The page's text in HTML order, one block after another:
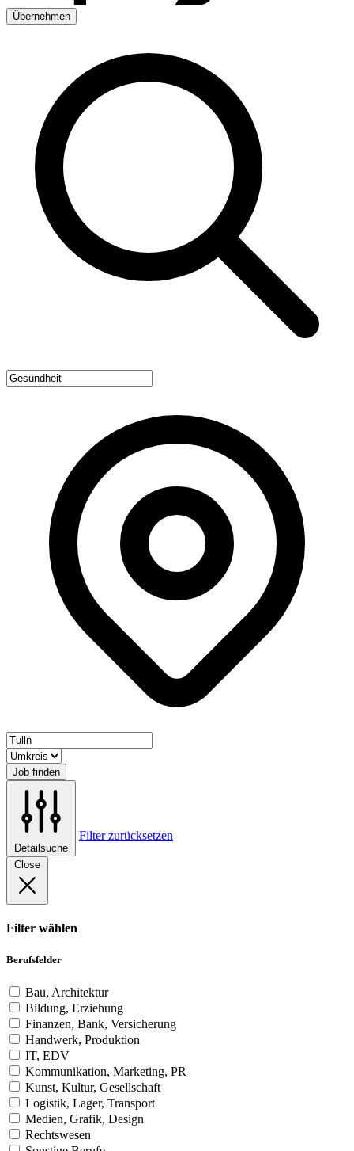
Übernehmen
Job finden
Detailsuche
Filter zurücksetzen
Close
Filter wählen
Berufsfelder
Bau, Architektur
Bildung, Erziehung
Finanzen, Bank, Versicherung
Handwerk, Produktion
IT, EDV
Kommunikation, Marketing, PR
Kunst, Kultur, Gesellschaft
Logistik, Lager, Transport
Medien, Grafik, Design
Rechtswesen